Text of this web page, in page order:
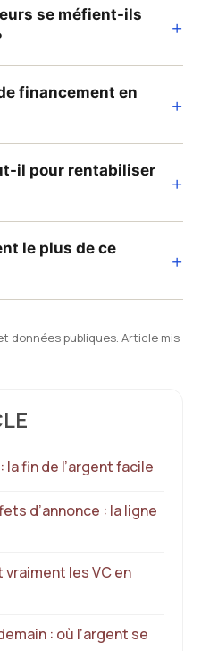
se méfient-ils
+
financement en
+
il pour rentabiliser
+
le plus de ce
+
données publiques. Article mis
fin de l’argent facile
d’annonce : la ligne
les VC en
: où l’argent se